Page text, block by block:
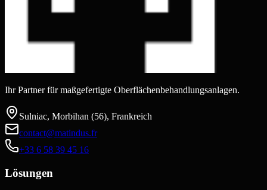
Ihr Partner für maßgefertigte Oberflächenbehandlungsanlagen.
Sulniac, Morbihan (56), Frankreich
contact@matindus.fr
+33 6 58 39 45 16
Lösungen